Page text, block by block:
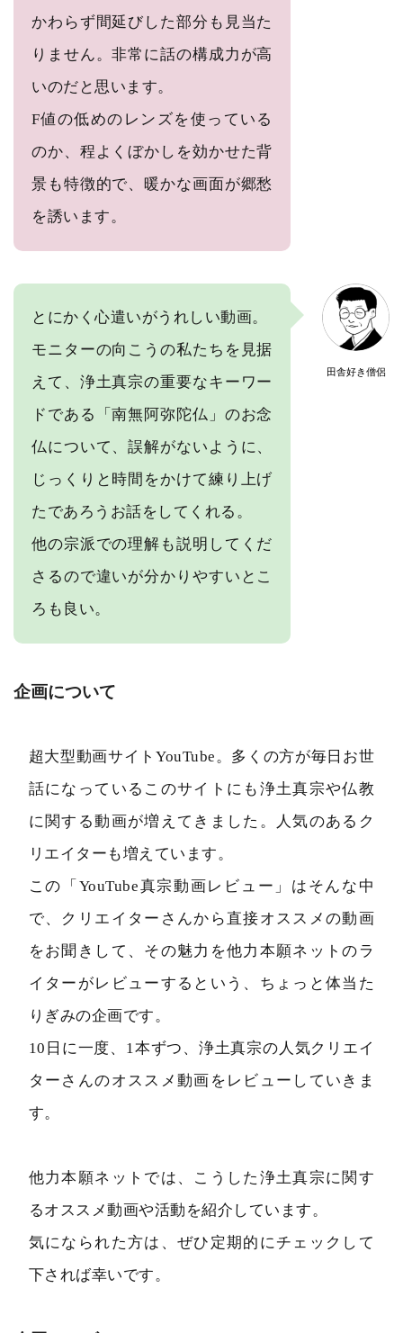
かわらず間延びした部分も見当た
りません。非常に話の構成力が高
いのだと思います。
F値の低めのレンズを使っている
のか、程よくぼかしを効かせた背
景も特徴的で、暖かな画面が郷愁
を誘います。
田舎好き僧侶
とにかく心遣いがうれしい動画。
モニターの向こうの私たちを見据
えて、浄土真宗の重要なキーワー
ドである「南無阿弥陀仏」のお念
仏について、誤解がないように、
じっくりと時間をかけて練り上げ
たであろうお話をしてくれる。
他の宗派での理解も説明してくだ
さるので違いが分かりやすいとこ
ろも良い。
企画について
超大型動画サイトYouTube。多くの方が毎日お世
話になっているこのサイトにも浄土真宗や仏教
に関する動画が増えてきました。人気のあるク
リエイターも増えています。
この「YouTube真宗動画レビュー」はそんな中
で、クリエイターさんから直接オススメの動画
をお聞きして、その魅力を他力本願ネットのラ
イターがレビューするという、ちょっと体当た
りぎみの企画です。
10日に一度、1本ずつ、浄土真宗の人気クリエイ
ターさんのオススメ動画をレビューしていきま
す。
他力本願ネットでは、こうした浄土真宗に関す
るオススメ動画や活動を紹介しています。
気になられた方は、ぜひ定期的にチェックして
下されば幸いです。